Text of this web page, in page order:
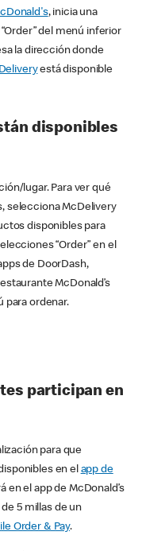
, inicia una
del menú inferior
la dirección donde
está disponible
disponibles
lugar. Para ver qué
selecciona McDelivery
disponibles para
“Order” en el
de DoorDash,
McDonald’s
para ordenar.
participan en
para que
en el app de
en el app de McDonald’s
5 millas de un
Order & Pay.